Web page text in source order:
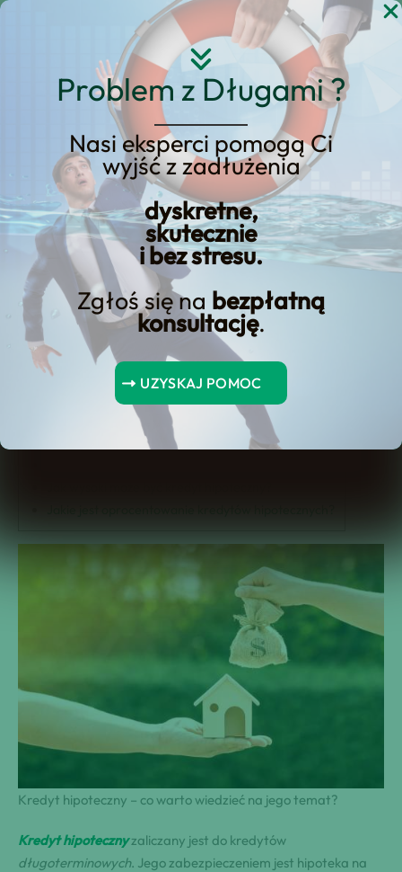
Problem z Długami ?
Nasi eksperci pomogą Ci
wyjść z zadłużenia
dyskretne,
skutecznie
i bez stresu.
Zgłoś się na bezpłatną
konsultację.
UZYSKAJ POMOC
Przejdź
Kredyt hipoteczny – co
warto wiedzieć na jego
temat?
Spis Treści
Kredyt hipoteczny – co warto wiedzieć na jego temat?
Na co można przeznaczyć pieniądze?
Jakie elementy musi zawierać umowa z bankiem?
Kredyt hipoteczny – co warto wiedzieć na jego temat?
Kredyt hipotecznyzaliczany jest do kredytów
długoterminowych. Jego zabezpieczeniem jest hipoteka na